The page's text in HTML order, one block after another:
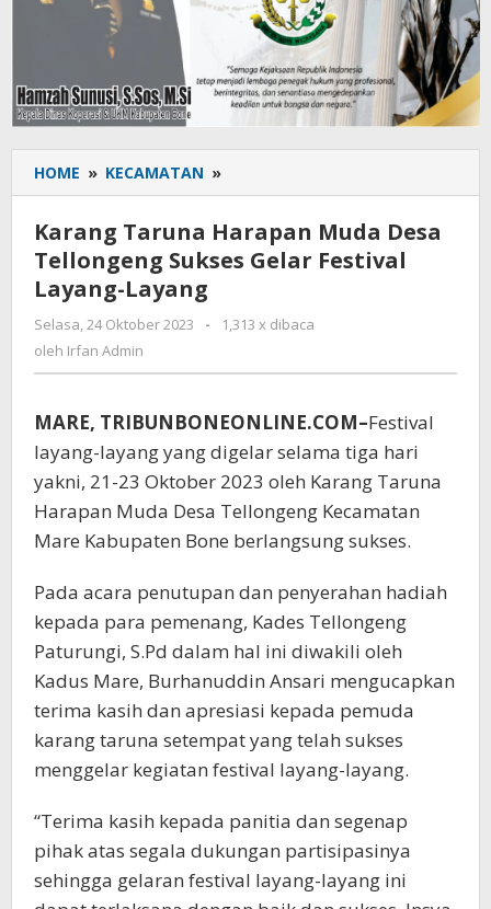
HOME » KECAMATAN »
Taruna
Muda
Desa
Gelar
Layang-
Karang Taruna Harapan Muda Desa
Tellongeng Sukses Gelar Festival
Layang-Layang
Selasa, 24 Oktober 2023
oleh
-
1,313 x dibaca
oleh Irfan Admin
MARE, TRIBUNBONEONLINE.COM–Festival
layang-layang yang digelar selama tiga hari
yakni, 21-23 Oktober 2023 oleh Karang Taruna
Harapan Muda Desa Tellongeng Kecamatan
Mare Kabupaten Bone berlangsung sukses.
Pada acara penutupan dan penyerahan hadiah
kepada para pemenang, Kades Tellongeng
Paturungi, S.Pd dalam hal ini diwakili oleh
Kadus Mare, Burhanuddin Ansari mengucapkan
terima kasih dan apresiasi kepada pemuda
karang taruna setempat yang telah sukses
menggelar kegiatan festival layang-layang.
“Terima kasih kepada panitia dan segenap
pihak atas segala dukungan partisipasinya
sehingga gelaran festival layang-layang ini